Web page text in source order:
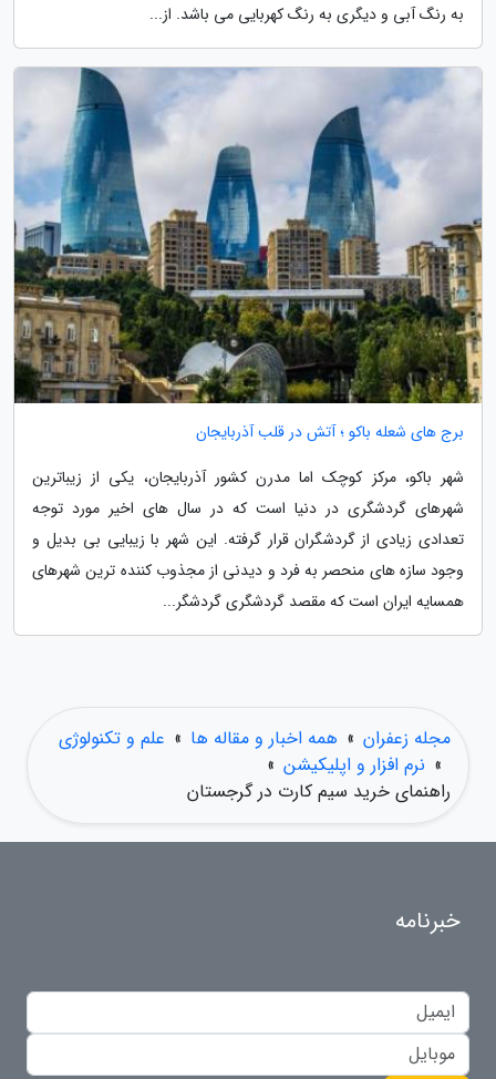
به رنگ آبی و دیگری به رنگ کهربایی می باشد. از...
برج های شعله باکو ؛ آتش در قلب آذربایجان
شهر باکو، مرکز کوچک اما مدرن کشور آذربایجان، یکی از زیباترین
شهرهای گردشگری در دنیا است که در سال های اخیر مورد توجه
تعدادی زیادی از گردشگران قرار گرفته. این شهر با زیبایی بی بدیل و
وجود سازه های منحصر به فرد و دیدنی از مجذوب کننده ترین شهرهای
همسایه ایران است که مقصد گردشگری گردشگر...
مجله زعفران » همه اخبار و مقاله ها » علم و تکنولوژی
» نرم افزار و اپلیکیشن »
راهنمای خرید سیم کارت در گرجستان
خبرنامه